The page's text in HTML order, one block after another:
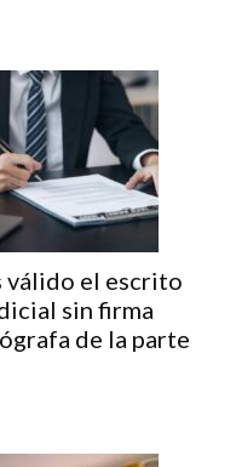
válido el escrito
sin firma
de la parte